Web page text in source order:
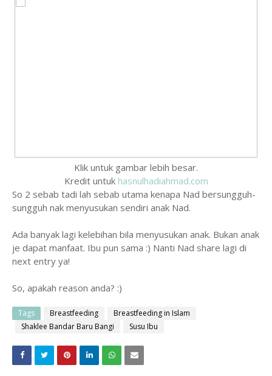
Klik untuk gambar lebih besar.
Kredit untuk hasnulhadiahmad.com
So 2 sebab tadi lah sebab utama kenapa Nad bersungguh-
sungguh nak menyusukan sendiri anak Nad.
Ada banyak lagi kelebihan bila menyusukan anak. Bukan anak
je dapat manfaat. Ibu pun sama :) Nanti Nad share lagi di
next entry ya!
So, apakah reason anda? :)
Tags Breastfeeding
Breastfeeding in Islam
Shaklee Bandar Baru Bangi
Susu Ibu